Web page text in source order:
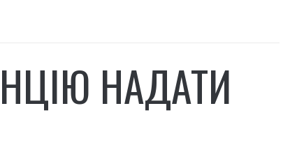
НАДАТИ